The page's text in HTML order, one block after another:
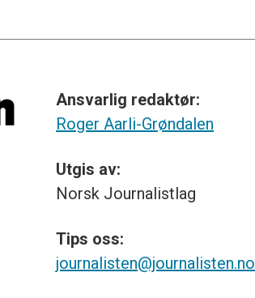
Ansvarlig redaktør:
Roger Aarli-Grøndalen
Utgis av:
Norsk Journalistlag
Tips oss:
journalisten@journalisten.no